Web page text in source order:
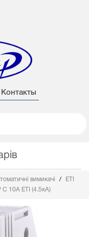
Контакты
вимикачі
ETI
10A ETI (4.5кА)